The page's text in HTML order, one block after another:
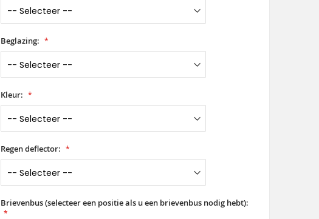
Beglazing:
Kleur:
Regen deflector:
Brievenbus (selecteer een positie als u een brievenbus nodig hebt):